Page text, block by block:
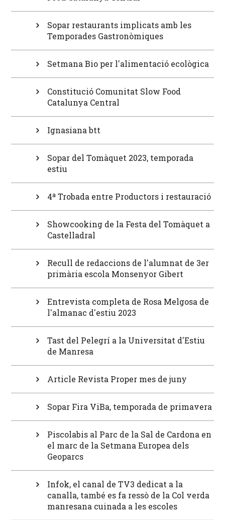
Sopar restaurants implicats amb les
Temporades Gastronòmiques
Setmana Bio per l'alimentació ecològica
Constitució Comunitat Slow Food
Catalunya Central
Ignasiana btt
Sopar del Tomàquet 2023, temporada
estiu
4ª Trobada entre Productors i restauració
Showcooking de la Festa del Tomàquet a
Castelladral
Recull de redaccions de l'alumnat de 3er
primària escola Monsenyor Gibert
Entrevista completa de Rosa Melgosa de
l'almanac d'estiu 2023
Tast del Pelegrí a la Universitat d'Estiu
de Manresa
Article Revista Proper mes de juny
Sopar Fira ViBa, temporada de primavera
Piscolabis al Parc de la Sal de Cardona en
el marc de la Setmana Europea dels
Geoparcs
Infok, el canal de TV3 dedicat a la
canalla, també es fa ressò de la Col verda
manresana cuinada a les escoles